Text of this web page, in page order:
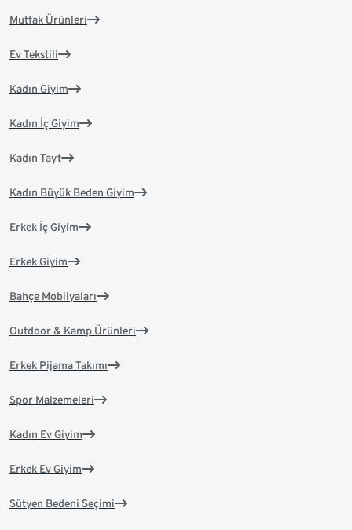
Mutfak Ürünleri
Ev Tekstili
Kadın Giyim
Kadın İç Giyim
Kadın Tayt
Kadın Büyük Beden Giyim
Erkek İç Giyim
Erkek Giyim
Bahçe Mobilyaları
Outdoor & Kamp Ürünleri
Erkek Pijama Takımı
Spor Malzemeleri
Kadın Ev Giyim
Erkek Ev Giyim
Sütyen Bedeni Seçimi